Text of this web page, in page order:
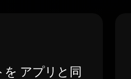
アプリと同